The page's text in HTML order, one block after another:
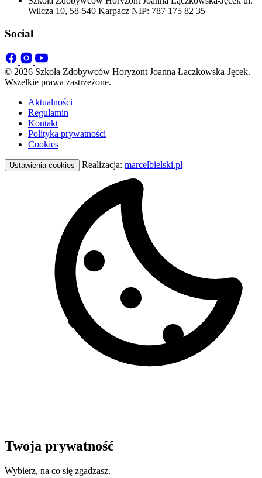
Wilcza 10, 58-540 Karpacz NIP: 787 175 82 35
Social
© 2026 Szkoła Zdobywców Horyzont Joanna Łaczkowska-Jęcek.
Wszelkie prawa zastrzeżone.
Aktualności
Regulamin
Kontakt
Polityka prywatności
Cookies
Ustawienia cookies Realizacja: marcelbielski.pl
Twoja prywatność
Wybierz, na co się zgadzasz.